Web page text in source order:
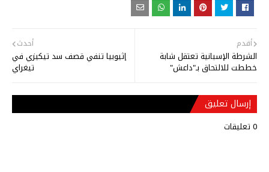
أحدث
إثيوبيا تنفي قصف سد تيكيزي في
تيغراي
أقدم
الشرطة الإسبانية تعتقل شابة
خططت للالتحاق بـ"داعش"
إرسال تعليق
0 تعليقات